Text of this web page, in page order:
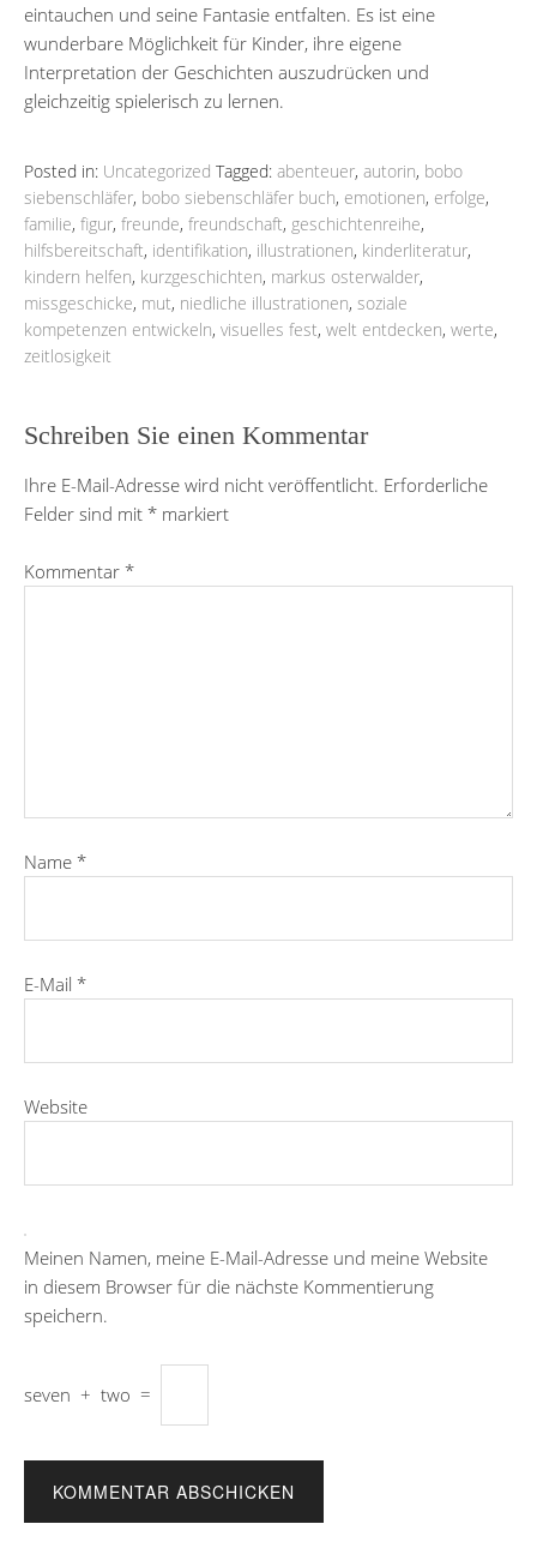
eintauchen und seine Fantasie entfalten. Es ist eine
wunderbare Möglichkeit für Kinder, ihre eigene
Interpretation der Geschichten auszudrücken und
gleichzeitig spielerisch zu lernen.
Posted in: Uncategorized Tagged: abenteuer, autorin, bobo
siebenschläfer, bobo siebenschläfer buch, emotionen, erfolge,
familie, figur, freunde, freundschaft, geschichtenreihe,
hilfsbereitschaft, identifikation, illustrationen, kinderliteratur,
kindern helfen, kurzgeschichten, markus osterwalder,
missgeschicke, mut, niedliche illustrationen, soziale
kompetenzen entwickeln, visuelles fest, welt entdecken, werte,
zeitlosigkeit
Schreiben Sie einen Kommentar
Ihre E-Mail-Adresse wird nicht veröffentlicht. Erforderliche
Felder sind mit * markiert
Kommentar *
Name *
E-Mail *
Website
Meinen Namen, meine E-Mail-Adresse und meine Website
in diesem Browser für die nächste Kommentierung
speichern.
seven + two =